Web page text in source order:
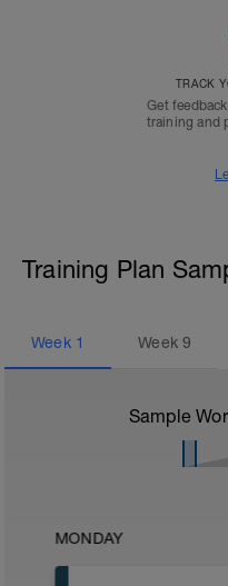
TRACK
Get
training and
Training Plan
Week 1 Week9
Sample
MONDAY